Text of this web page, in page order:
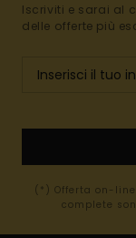
Iscriviti e sarai al
delle offerte più
(*) Offerta on-
complete